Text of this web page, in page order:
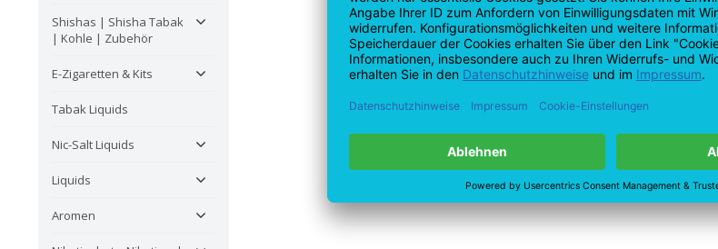
Shishas | Shisha Tabak
| Kohle | Zubehör
E-Zigaretten & Kits
Tabak Liquids
Nic-Salt Liquids
Liquids
Aromen